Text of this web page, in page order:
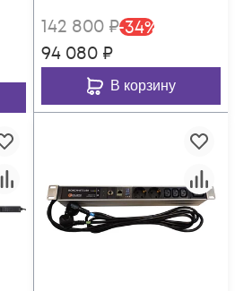
142 800 ₽-34%
94 080 ₽
В корзину